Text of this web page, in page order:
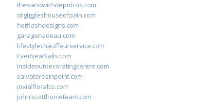
thesandwichdepotcos.com
drgiggleshouseofpain.com
hotflashdesigns.com
garagenadeau.com
lifestylechauffeurservice.com
EverNewNails.com
insideoutdecoratingcentre.com
salvatoresinpoint.com
jovialfloralco.com
johnlscotthometeam.com